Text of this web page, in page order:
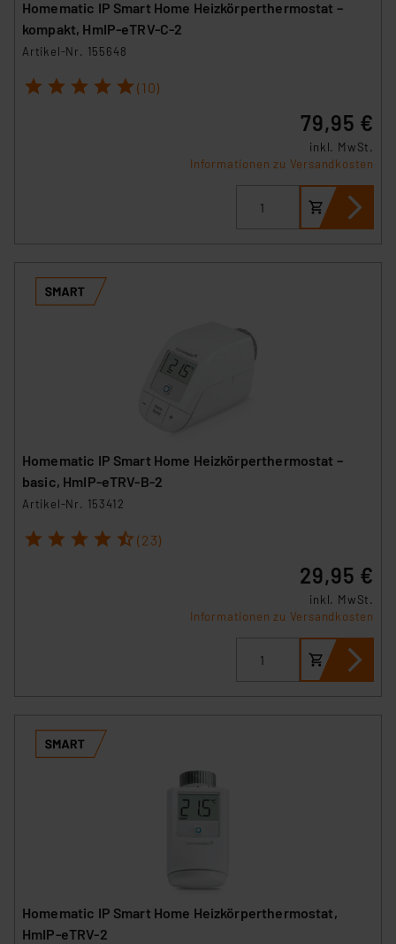
Homematic IP Smart Home Heizkörperthermostat –
kompakt, HmIP-eTRV-C-2
Artikel-Nr. 155648
1 2 3 4 5 (10)
79,95 €
inkl. MwSt.
Informationen zu Versandkosten
Homematic IP Smart Home Heizkörperthermostat –
basic, HmIP-eTRV-B-2
Artikel-Nr. 153412
1 2 3 4 5 (23)
29,95 €
inkl. MwSt.
Informationen zu Versandkosten
Homematic IP Smart Home Heizkörperthermostat,
HmIP-eTRV-2